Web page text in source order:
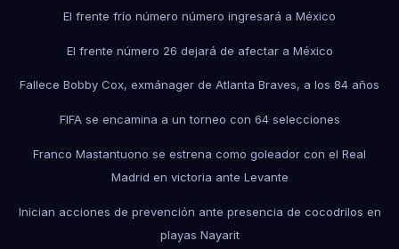
El frente frío número número ingresará a México
El frente número 26 dejará de afectar a México
Fallece Bobby Cox, exmánager de Atlanta Braves, a los 84 años
FIFA se encamina a un torneo con 64 selecciones
Franco Mastantuono se estrena como goleador con el Real
Madrid en victoria ante Levante
Inician acciones de prevención ante presencia de cocodrilos en
playas Nayarit